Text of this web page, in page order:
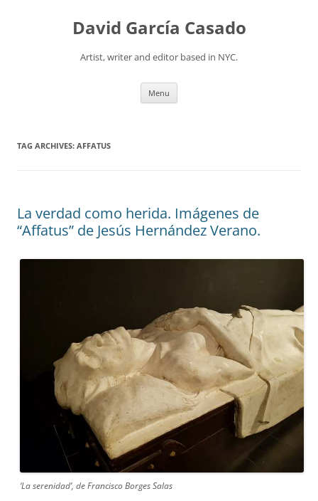
David García Casado
Artist, writer and editor based in NYC.
Menu
TAG ARCHIVES: AFFATUS
La verdad como herida. Imágenes de
“Affatus” de Jesús Hernández Verano.
‘La serenidad’, de Francisco Borges Salas